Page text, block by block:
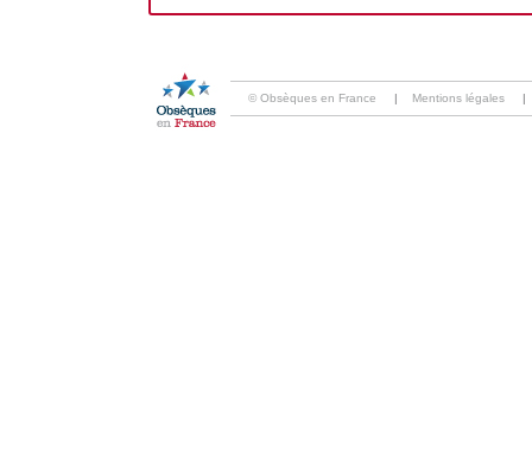
© Obsèques en France | Mentions légales |